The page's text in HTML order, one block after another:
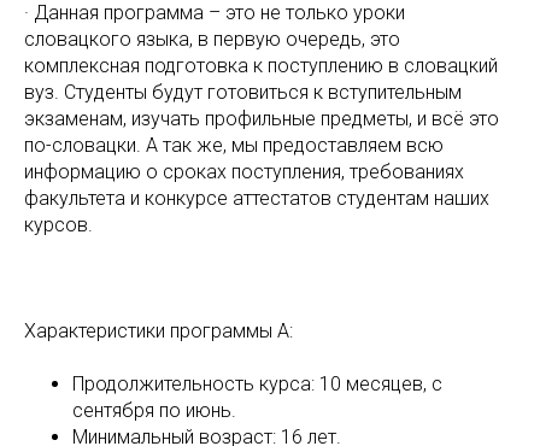
· Данная программа – это не только уроки
словацкого языка, в первую очередь, это
комплексная подготовка к поступлению в словацкий
вуз. Студенты будут готовиться к вступительным
экзаменам, изучать профильные предметы, и всё это
по-словацки. А так же, мы предоставляем всю
информацию о сроках поступления, требованиях
факультета и конкурсе аттестатов студентам наших
курсов.
Характеристики программы А:
Продолжительность курса: 10 месяцев, с
сентября по июнь.
Минимальный возраст: 16 лет.